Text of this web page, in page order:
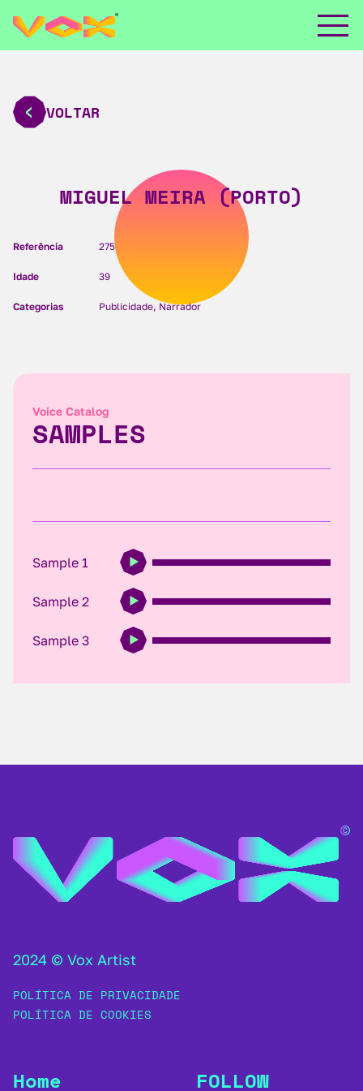
VOLTAR
MIGUEL MEIRA (PORTO)
Referência 275
Idade 39
Categorias Publicidade, Narrador
Voice Catalog
SAMPLES
Sample 1
Sample 2
Sample 3
2024 © Vox Artist
POLÍTICA DE PRIVACIDADE
POLÍTICA DE COOKIES
Home FOLLOW